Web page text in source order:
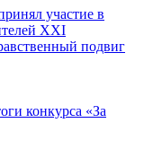
участие в
XXI
подвиг
конкурса «За